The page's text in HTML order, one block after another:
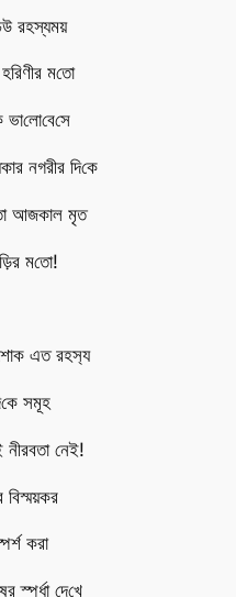
রহস্যময়
হ‌রিণীর ম‌তো
ভা‌লো‌বে‌সে
নগরীর দি‌কে
আজকাল মৃত
ম‌তো!
এত রহস‌্য
সমূহ
নেই!
করা
স্পর্ধা দে‌খে